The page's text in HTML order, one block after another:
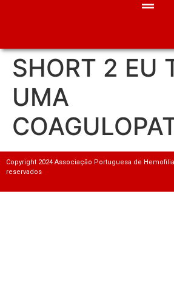
SHORT 2 EU
UMA
Copyright 2024 Associação Portuguesa de
reservados